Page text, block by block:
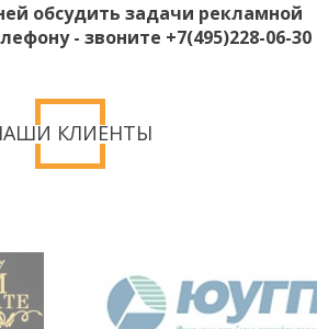
обсудить задачи рекламной
- звоните +7(495)228-06-30
КЛИЕНТЫ